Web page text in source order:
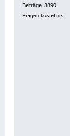
Beiträge: 3890
Fragen kostet nix